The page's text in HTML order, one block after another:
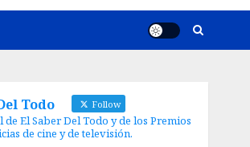
Todo Follow
de El Saber Del Todo y de los Premios
de cine y de televisión.